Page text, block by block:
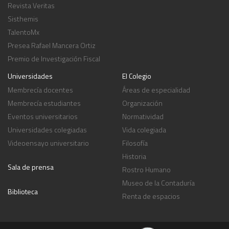
Revista Veritas
Sisthemis
TalentoMx
Presea Rafael Mancera Ortiz
Premio de Investigación Fiscal
Universidades
Membrecía docentes
Membrecía estudiantes
Eventos universitarios
Universidades colegiadas
Videoensayo universitario
Sala de prensa
Biblioteca
El Colegio
Áreas de especialidad
Organización
Normatividad
Vida colegiada
Filosofía
Historia
Rostro Humano
Museo de la Contaduría
Renta de espacios